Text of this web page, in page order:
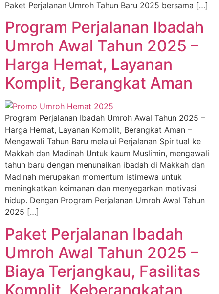
Paket Perjalanan Umroh Tahun Baru 2025 bersama […]
Program Perjalanan Ibadah
Umroh Awal Tahun 2025 –
Harga Hemat, Layanan
Komplit, Berangkat Aman
Program Perjalanan Ibadah Umroh Awal Tahun 2025 –
Harga Hemat, Layanan Komplit, Berangkat Aman –
Mengawali Tahun Baru melalui Perjalanan Spiritual ke
Makkah dan Madinah Untuk kaum Muslimin, mengawali
tahun baru dengan menunaikan ibadah di Makkah dan
Madinah merupakan momentum istimewa untuk
meningkatkan keimanan dan menyegarkan motivasi
hidup. Dengan Program Perjalanan Umroh Awal Tahun
2025 […]
Paket Perjalanan Ibadah
Umroh Awal Tahun 2025 –
Biaya Terjangkau, Fasilitas
Komplit, Keberangkatan